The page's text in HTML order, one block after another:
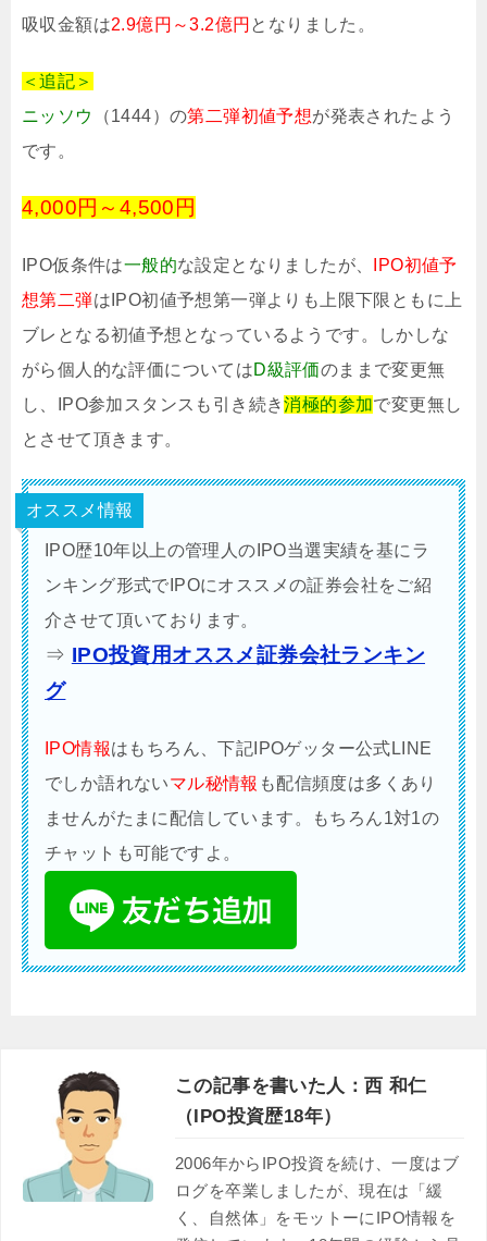
吸収金額は2.9億円～3.2億円 となりました。
＜追記＞
ニッソウ
（1444）の第二弾初値予想が発表されたよう
です。
4,000円～4,500円
IPO仮条件は一般的な設定となりましたが、
IPO初値予
想第二弾はIPO初値予想第一弾よりも上限下限ともに上
ブレとなる初値予想となっているようです。しかしな
がら個人的な評価についてはD級評価のままで変更無
し、IPO参加スタンスも引き続き消極的参加で変更無し
とさせて頂きます。
オススメ情報
IPO歴10年以上の管理人のIPO当選実績を基にラ
ンキング形式でIPOにオススメの証券会社をご紹
介させて頂いております。
⇒ IPO投資用オススメ証券会社ランキン
グ
IPO情報はもちろん、下記IPOゲッター公式LINE
でしか語れないマル秘情報 も配信頻度は多くあり
ませんがたまに配信しています。もちろん1対1の
チャットも可能ですよ。
この記事を書いた人：西 和仁
（IPO投資歴18年）
2006年からIPO投資を続け、一度はブ
ログを卒業しましたが、現在は「緩
く、自然体」をモットーにIPO情報を